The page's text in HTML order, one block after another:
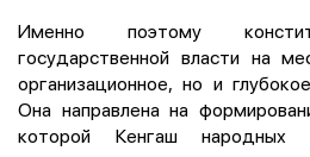
Именно поэтому
государственной власти на
организационное, но и
Она направлена на
которой Кенгаш народных